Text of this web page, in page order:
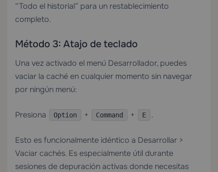
“Todo el historial” para un restablecimiento
completo.
Método 3: Atajo de teclado
Una vez activado el menú Desarrollador, puedes
vaciar la caché en cualquier momento sin navegar
por ningún menú:
Presiona Option + Command + E .
Esto es funcionalmente idéntico a Desarrollar >
Vaciar cachés. Es especialmente útil durante
sesiones de depuración activas donde necesitas